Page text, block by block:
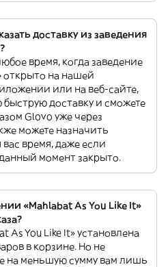
доставку из заведения
время, когда заведение
открыто на нашей
или на веб-сайте,
доставку и сможете
Glovo уже через
можете назначить
вас время, даже если
момент закрыто.
«Mahlabat As You Like It»
As You Like It» установлена
в корзине. Но не
на меньшую сумму вам лишь